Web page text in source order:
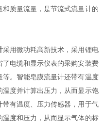
质量流量，是节流式流量计的
采用微功耗高新技术，采用锂电
电缆和显示仪表的采购安装费
。智能皂膜流量计还带有温度
度并计算出压力，从而显示饱
有温度、压力传感器，用于气
度和压力，从而显示气体的标